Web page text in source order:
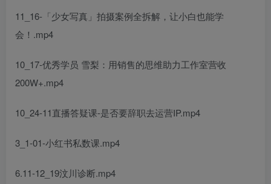
11_16-「少女写真」拍摄案例全拆解，让小白也能学
会！.mp4
10_17-优秀学员 雪梨：用销售的思维助力工作室营收
200W+.mp4
10_24-11直播答疑课-是否要辞职去运营IP.mp4
3_1-01-小红书私数课.mp4
6.11-12_19汶川诊断.mp4